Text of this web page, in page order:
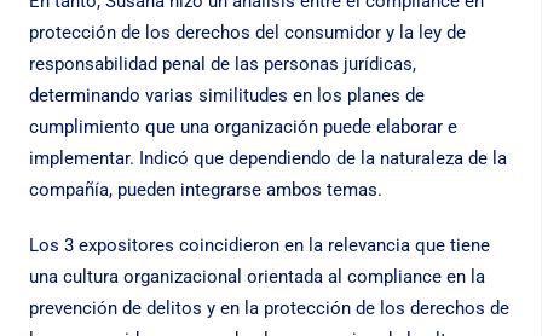
protección de los derechos del consumidor y la ley de
responsabilidad penal de las personas jurídicas,
determinando varias similitudes en los planes de
cumplimiento que una organización puede elaborar e
implementar. Indicó que dependiendo de la naturaleza de la
compañía, pueden integrarse ambos temas.
Los 3 expositores coincidieron en la relevancia que tiene
una cultura organizacional orientada al compliance en la
prevención de delitos y en la protección de los derechos de